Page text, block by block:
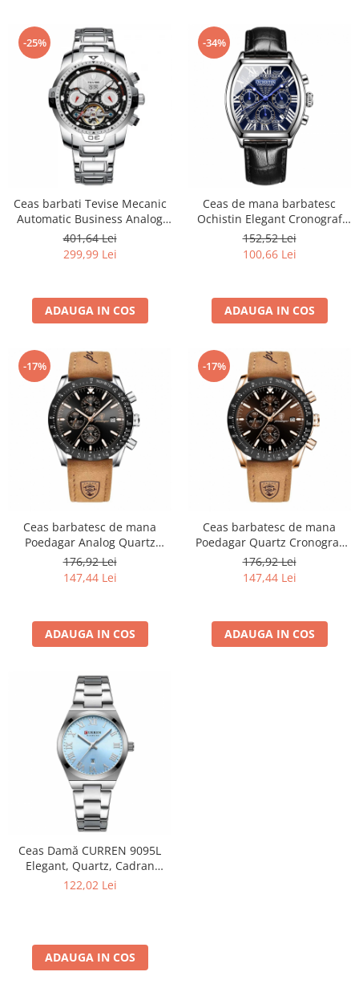
-25%
Ceas barbati Tevise Mecanic
Automatic Business Analog
Skeleton Argintiu
401,64 Lei
299,99 Lei
ADAUGA IN COS
-34%
Ceas de mana barbatesc
Ochistin Elegant Cronograf
Luxury Fashion Business
Analog Quartz
152,52 Lei
100,66 Lei
ADAUGA IN COS
-17%
Ceas barbatesc de mana
Poedagar Analog Quartz
Cronograf Piele naturala Maro
Negru
176,92 Lei
147,44 Lei
ADAUGA IN COS
-17%
Ceas barbatesc de mana
Poedagar Quartz Cronograf
Business Piele naturala Maro
176,92 Lei
147,44 Lei
ADAUGA IN COS
Ceas Damă CURREN 9095L
Elegant, Quartz, Cadran
Albastru, Brățară și Carcasă
122,02 Lei
ADAUGA IN COS